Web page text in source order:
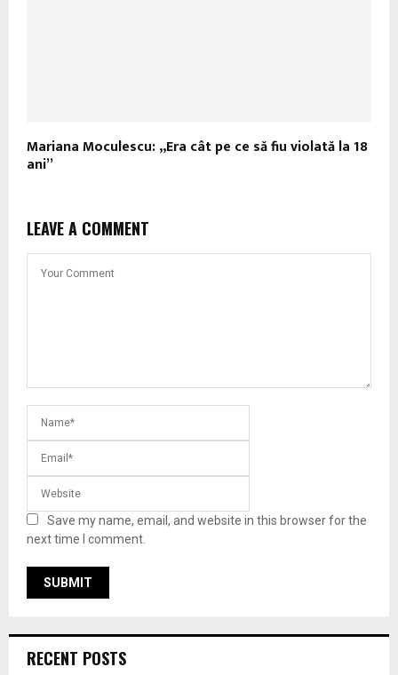
Mariana Moculescu: „Era cât pe ce să fiu violată la 18
ani”
LEAVE A COMMENT
Save my name, email, and website in this browser for the
next time I comment.
RECENT POSTS